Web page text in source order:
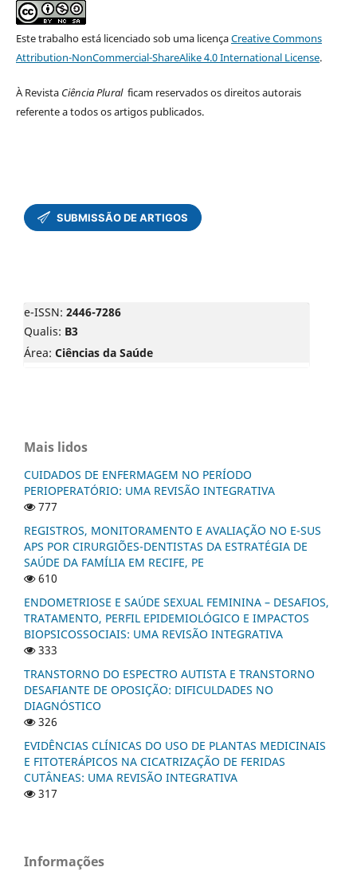
Este trabalho está licenciado sob uma licençaCreative Commons
Attribution-NonCommercial-ShareAlike 4.0 International License.
À Revista Ciência Plural ficam reservados os direitos autorais
referente a todos os artigos publicados.
e-ISSN: 2446-7286
Qualis: B3
Área: Ciências da Saúde
Mais lidos
CUIDADOS DE ENFERMAGEM NO PERÍODO
PERIOPERATÓRIO: UMA REVISÃO INTEGRATIVA
777
REGISTROS, MONITORAMENTO E AVALIAÇÃO NO E-SUS
APS POR CIRURGIÕES-DENTISTAS DA ESTRATÉGIA DE
SAÚDE DA FAMÍLIA EM RECIFE, PE
610
ENDOMETRIOSE E SAÚDE SEXUAL FEMININA – DESAFIOS,
TRATAMENTO, PERFIL EPIDEMIOLÓGICO E IMPACTOS
BIOPSICOSSOCIAIS: UMA REVISÃO INTEGRATIVA
333
TRANSTORNO DO ESPECTRO AUTISTA E TRANSTORNO
DESAFIANTE DE OPOSIÇÃO: DIFICULDADES NO
DIAGNÓSTICO
326
EVIDÊNCIAS CLÍNICAS DO USO DE PLANTAS MEDICINAIS
E FITOTERÁPICOS NA CICATRIZAÇÃO DE FERIDAS
CUTÂNEAS: UMA REVISÃO INTEGRATIVA
317
Informações